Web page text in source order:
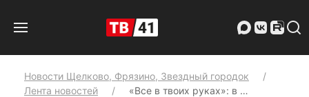
Новости Щелково, Фрязино, Звездный городок
Лента новостей
«Все в твоих руках»: в …